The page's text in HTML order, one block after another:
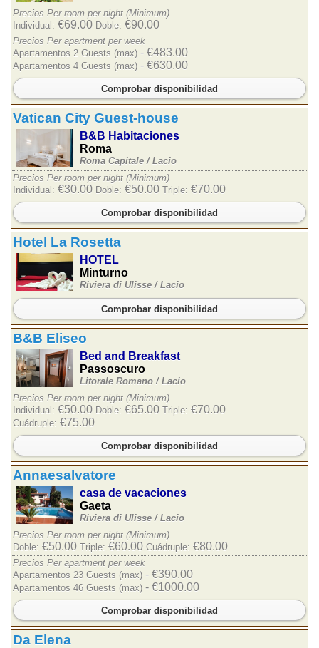
Precios Per room per night (Minimum)
Individual: €69.00 Doble: €90.00
Precios Per apartment per week
Apartamentos 2 Guests (max) - €483.00
Apartamentos 4 Guests (max) - €630.00
Comprobar disponibilidad
Vatican City Guest-house
B&B Habitaciones
Roma
Roma Capitale / Lacio
Precios Per room per night (Minimum)
Individual: €30.00 Doble: €50.00 Triple: €70.00
Comprobar disponibilidad
Hotel La Rosetta
HOTEL
Minturno
Riviera di Ulisse / Lacio
Comprobar disponibilidad
B&B Eliseo
Bed and Breakfast
Passoscuro
Litorale Romano / Lacio
Precios Per room per night (Minimum)
Individual: €50.00 Doble: €65.00 Triple: €70.00
Cuádruple: €75.00
Comprobar disponibilidad
Annaesalvatore
casa de vacaciones
Gaeta
Riviera di Ulisse / Lacio
Precios Per room per night (Minimum)
Doble: €50.00 Triple: €60.00 Cuádruple: €80.00
Precios Per apartment per week
Apartamentos 23 Guests (max) - €390.00
Apartamentos 46 Guests (max) - €1000.00
Comprobar disponibilidad
Da Elena